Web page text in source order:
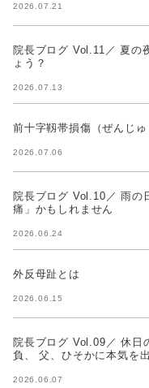
2026.07.21
院長ブログ Vol.11／ 夏の
ょう？
2026.07.13
前十字靱帯損傷（ぜんじゅ
2026.07.06
院長ブログ Vol.10／ 雨の
痛」かもしれません
2026.06.24
外反母趾とは
2026.06.15
院長ブログ Vol.09／ 休日
負、 父、ひそかに本気を出
2026.06.07